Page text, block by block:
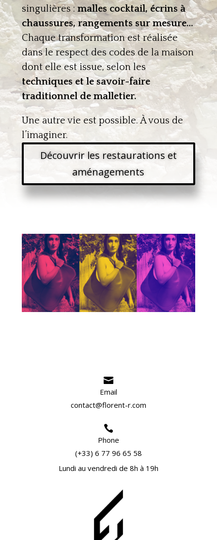
singulières : malles cocktail, écrins à
chaussures, rangements sur mesure…
Chaque transformation est réalisée
dans le respect des codes de la maison
dont elle est issue, selon les
techniques et le savoir-faire
traditionnel de malletier.
Une autre vie est possible. À vous de
l’imaginer.
Découvrir les restaurations et
aménagements

Email
contact@florent-r.com

Phone
(+33) 6 77 96 65 58
Lundi au vendredi de 8h à 19h